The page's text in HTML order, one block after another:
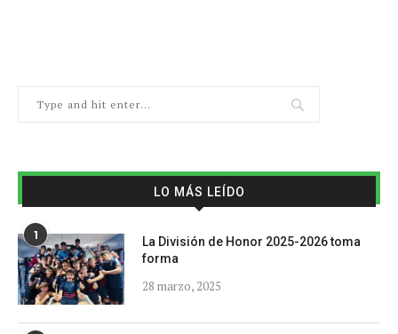
LO MÁS LEÍDO
1
La División de Honor 2025-2026 toma
forma
28 marzo, 2025